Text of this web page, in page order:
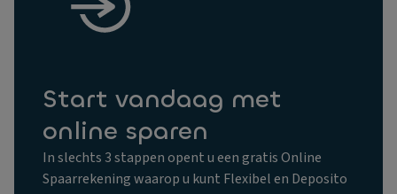
Start vandaag met
online sparen
In slechts 3 stappen opent u een gratis Online
Spaarrekening waarop u kunt Flexibel en Deposito